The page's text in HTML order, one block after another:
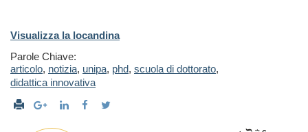
Visualizza la locandina
Parole Chiave:
articolo, notizia, unipa, phd, scuola di dottorato,
didattica innovativa